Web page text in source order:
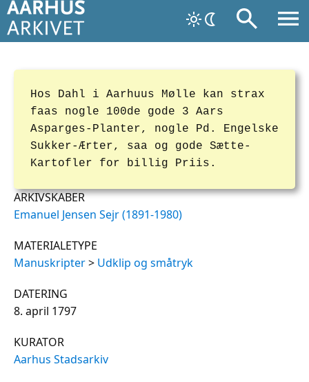
Hos Dahl i Aarhuus Mølle kan strax
faas nogle 100de gode 3 Aars
Asparges-Planter, nogle Pd. Engelske
Sukker-Ærter, saa og gode Sætte-
Kartofler for billig Priis.
ARKIVSKABER
Emanuel Jensen Sejr (1891-1980)
MATERIALETYPE
Manuskripter> Udklip og småtryk
DATERING
8. april 1797
KURATOR
Aarhus Stadsarkiv